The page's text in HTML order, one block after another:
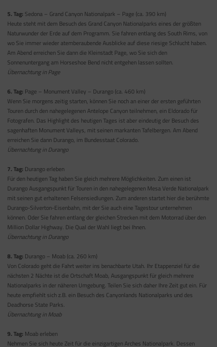
5. Tag: Sedona – Grand Canyon Nationalpark – Page (ca. 390 km)
Heute steht mit dem Besuch des Grand Canyon Nationalparks eines der größten
Naturwunder der Erde auf dem Programm. Sie fahren entlang des South Rims, von
wo Sie immer wieder atemberaubende Ausblicke auf diese riesige Schlucht haben.
Am Abend erreichen Sie dann die Kleinstadt Page, wo Sie sich den
Sonnenuntergang am Horseshoe Bend nicht entgehen lassen sollten.
Übernachtung in Page
6. Tag: Page – Monument Valley – Durango (ca. 460 km)
Wenn Sie morgens zeitig starten, können Sie noch an einer der ersten geführten
Touren durch den nahegelegenen Antelope Canyon teilnehmen, ein Eldorado für
Fotografen. Das Highlight des heutigen Tages ist aber eindeutig der Besuch des
sagenhaften Monument Valleys, mit seinen markanten Tafelbergen. Am Abend
erreichen Sie dann Durango, im Bundesstaat Colorado.
Übernachtung in Durango
7. Tag: Durango erleben
Für den heutigen Tag haben Sie gleich mehrere Möglichkeiten. Zum einen ist
Durango Ausgangspunkt für Touren in den nahegelegenen Mesa Verde Nationalpark
mit seinen gut erhaltenen Felsensiedlungen. Zum anderen startet hier die berühmte
Durango-Silverton-Eisenbahn, mit der Sie auch eine Tagestour unternehmen
können. Oder Sie fahren entlang der gleichen Strecken mit dem Motorrad über den
Million Dollar Highway. Die Qual der Wahl liegt bei Ihnen.
Übernachtung in Durango
8. Tag: Durango – Moab (ca. 260 km)
Von Colorado geht die Fahrt weiter ins benachbarte Utah. Ihr Etappenziel für die
nächsten 2 Nächte ist die Ortschaft Moab, Ausgangspunkt für gleich mehrere
Nationalparks in der näheren Umgebung. Teilen Sie sich daher Ihre Zeit gut ein. Für
heute empfiehlt sich z.B. ein Besuch des Canyonlands Nationalparks und des
Deadhorse State Parks.
Übernachtung in Moab
9. Tag: Moab erleben
Nehmen Sie sich heute Zeit für die einzigartigen Arches Nationalpark. Dessen